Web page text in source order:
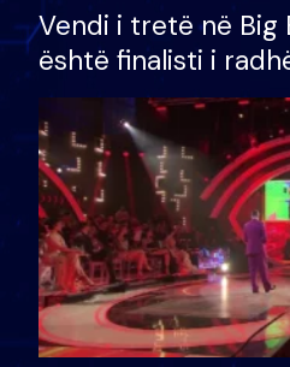
Vendi i tretë në Big
është finalisti i